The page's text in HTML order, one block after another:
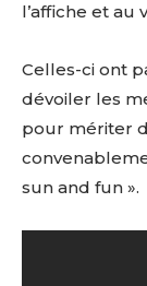
l’affiche et au
Celles-ci ont
dévoiler les
pour mériter
sun and fun ».